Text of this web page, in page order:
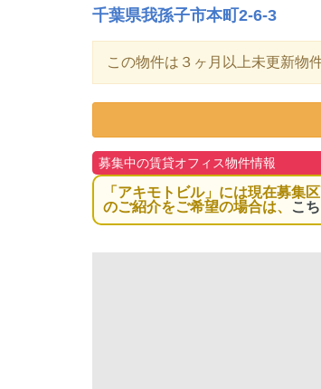
千葉県我孫子市本町2-6-3
この物件は３ヶ月以上未更新物
募集中の賃貸オフィス物件情報
「アキモトビル」には現在募集
のご紹介をご希望の場合は、
こ